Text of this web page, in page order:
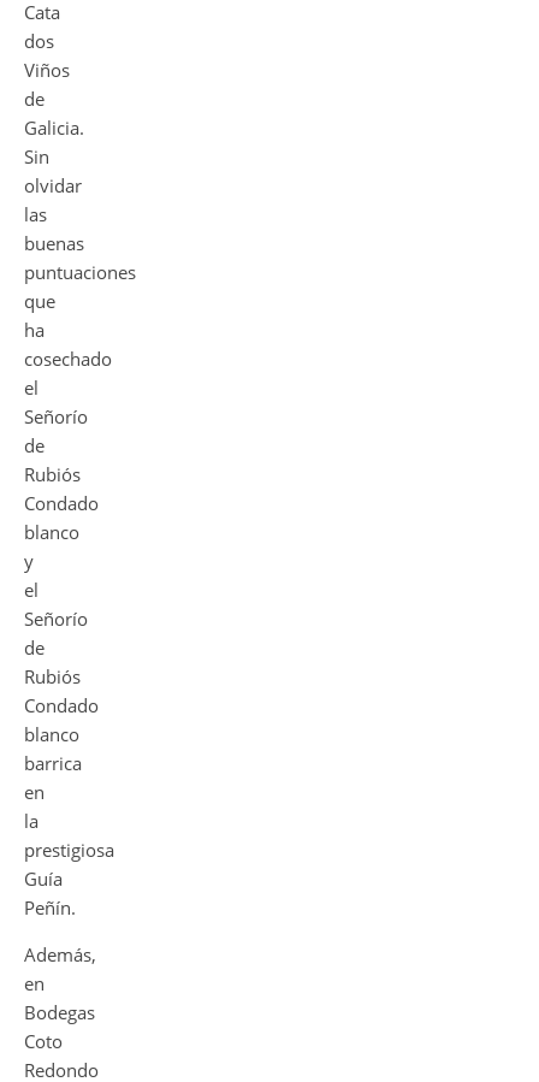
Cata
dos
Viños
de
Galicia.
Sin
olvidar
las
buenas
puntuaciones
que
ha
cosechado
el
Señorío
de
Rubiós
Condado
blanco
y
el
Señorío
de
Rubiós
Condado
blanco
barrica
en
la
prestigiosa
Guía
Peñín.
Además,
en
Bodegas
Coto
Redondo